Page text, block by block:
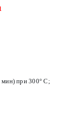
мин) при 300° С;